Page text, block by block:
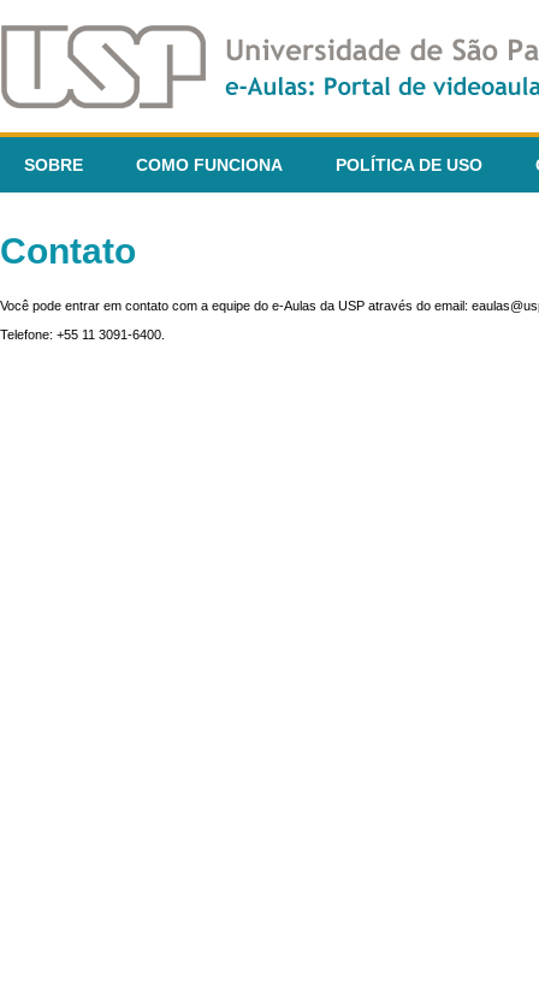
SOBRE COMO FUNCIONA POLÍTICA DE USO
Contato
Você pode entrar em contato com a equipe do e-Aulas da USP através do email:
Telefone: +55 11 3091-6400.